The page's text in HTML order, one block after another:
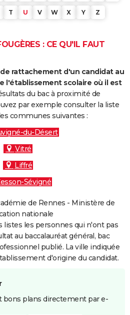
T U V W X Y Z
: CE QU'IL FAUT
rattachement d'un candidat au
l'établissement scolaire où il est
du bac à proximité de
par exemple consulter la liste
communes suivantes :
du-Désert
Vitré
Liffré
Sévigné
de Rennes - Ministère de
nationale
listes les personnes qui n'ont pas
au baccalauréat général, bac
publié. La ville indiquée
d'origine du candidat.
bons plans directement par e-